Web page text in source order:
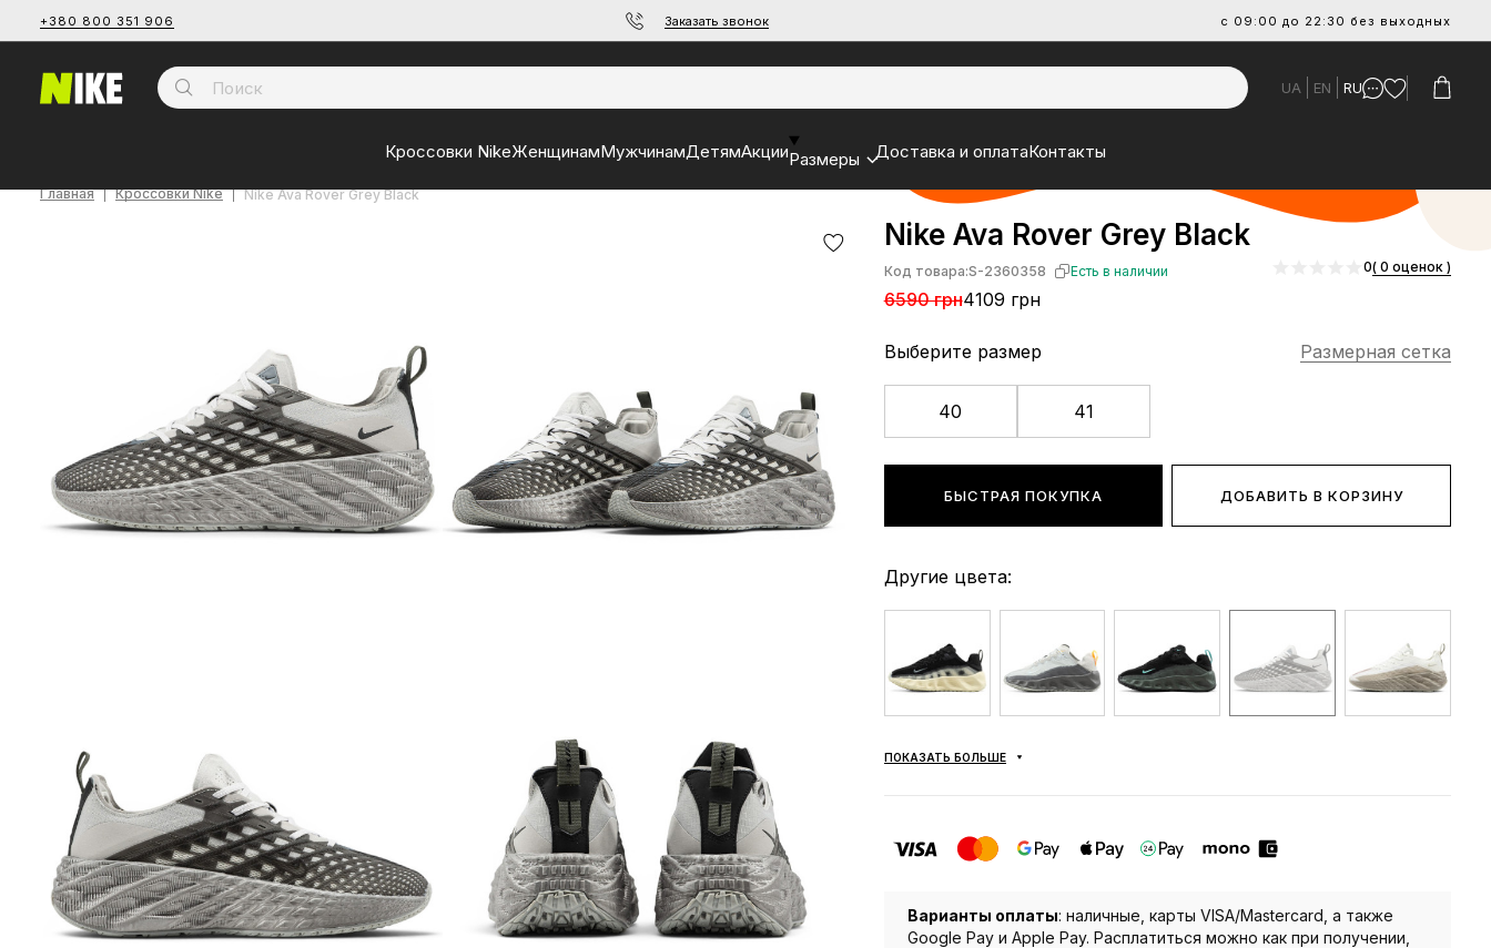
+380 800 351 906 Заказать звонок с 09:00 до 22:30 без выходных
UA EN RU
Кроссовки NikeЖенщинамМужчинамДетямАкцииРазмеры Доставка и оплатаКонтакты
Главная Кроссовки Nike Nike Ava Rover Grey Black
Nike Ava Rover Grey Black
Код товара:S-2360358 Есть в наличии
6590 грн4109 грн
0( 0 оценок )
Выберите размер Размерная сетка
40 41
БЫСТРАЯ ПОКУПКА ДОБАВИТЬ В КОРЗИНУ
Другие цвета:
ПОКАЗАТЬ БОЛЬШЕ
Варианты оплаты: наличные, карты VISA/Mastercard, а также
Google Pay и Apple Pay. Расплатиться можно как при получении,